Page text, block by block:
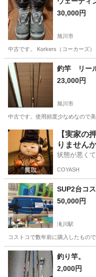
30,000円
旭川市
中古です。 Korkers（コーカーズ
北海道 旭川市 その他
釣竿 リー
23,000円
旭川市
中古です。使用頻度少なめなので
北海道 旭川市 その他
【実家の
りません
状態が悪く
COYASH
SUP2台コ
50,000円
滝川駅
コストコで数年前に購入したもの
北海道 砂川市 滝川駅
釣り竿。
2,000円